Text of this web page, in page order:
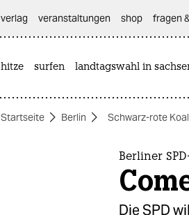
themen
verlag
veranstaltungen shop fragen
hitze surfen landtagswahl in
Startseite Berlin Schwarz-rote
Berliner
Die SPD